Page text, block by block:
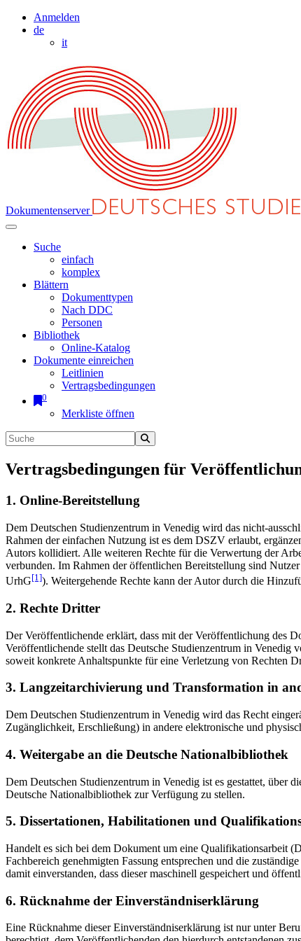
Anmelden
de
it
Dokumentenserver
Suche
einfach
komplex
Blättern
Dokumenttypen
Nach DDC
Personen
Bibliothek
Online-Katalog
Dokumente einreichen
Leitlinien
Vertragsbedingungen
0
Merkliste öffnen
Vertragsbedingungen für
1. Online-Bereitstellung
Dem Deutschen Studienzentrum in Venedig wird das nicht-
Rahmen der einfachen Nutzung ist es dem DSZV erlaubt,
Autors kollidiert. Alle weiteren Rechte für die Verwertung der
verbunden. Im Rahmen der öffentlichen Bereitstellung sind
UrhG[1]). Weitergehende Rechte kann der Autor durch die
2. Rechte Dritter
Der Veröffentlichende erklärt, dass mit der Veröffentlichung des
Veröffentlichende stellt das Deutsche Studienzentrum in
soweit konkrete Anhaltspunkte für eine Verletzung von Rechten
3. Langzeitarchivierung und Transformation in
Dem Deutschen Studienzentrum in Venedig wird das Recht
Zugänglichkeit, Erschließung) in andere elektronische und
4. Weitergabe an die Deutsche Nationalbibliothek
Dem Deutschen Studienzentrum in Venedig ist es gestattet,
Deutsche Nationalbibliothek zur Verfügung zu stellen.
5. Dissertationen, Habilitationen und
Handelt es sich bei dem Dokument um eine Qualifikationsarbeit
Fachbereich genehmigten Fassung entsprechen und die
damit einverstanden, dass dieser maschinell gespeichert und
6. Rücknahme der Einverständniserklärung
Eine Rücknahme dieser Einverständniserklärung ist nur unter